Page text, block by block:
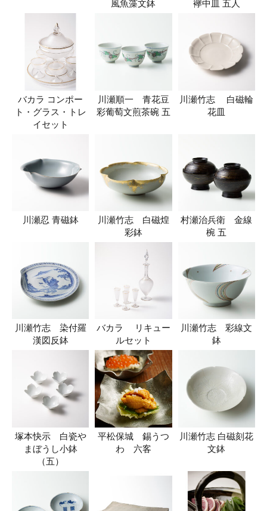
風魚藻文鉢 襷中皿 五人
バカラ コンポー
ト・グラス・トレ
イセット
川瀬順一 青花豆
彩葡萄文煎茶碗 五
川瀬竹志 白磁輪
花皿
川瀬忍 青磁鉢
川瀬竹志 白磁煌
彩鉢
村瀬治兵衛 金線
椀 五
川瀬竹志 染付羅
漢図反鉢
バカラ リキュー
ルセット
川瀬竹志 彩線文
鉢
塚本快示 白瓷や
まぼうし小鉢
（五）
平松保城 錫うつ
わ 六客
川瀬竹志 白磁刻花
文鉢